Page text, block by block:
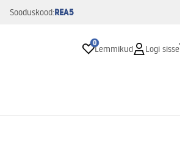
Sooduskood:REA5
0
Lemmikud Logi sisse